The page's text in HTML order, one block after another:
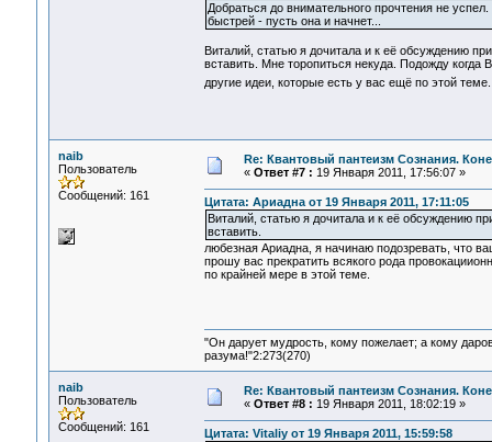
Добраться до внимательного прочтения не
быстрей - пусть она и начнет...
Виталий, статью я дочитала и к её обсуждению
вставить. Мне торопиться некуда. Подожду
другие идеи, которые есть у вас ещё по этой
naib
Пользователь
Сообщений: 161
Re: Квантовый пантеизм Сознания.
« Ответ #7 : 19 Января 2011, 17:56:07 »
Цитата: Ариадна от 19 Января 2011, 17:11:05
Виталий, статью я дочитала и к её обсуждению
вставить.
любезная Ариадна, я начинаю подозревать, что
прошу вас прекратить всякого рода
по крайней мере в этой теме.
"Он дарует мудрость, кому пожелает; а кому
разума!"2:273(270)
naib
Пользователь
Сообщений: 161
Re: Квантовый пантеизм Сознания.
« Ответ #8 : 19 Января 2011, 18:02:19 »
Цитата: Vitaliy от 19 Января 2011, 15:59:58